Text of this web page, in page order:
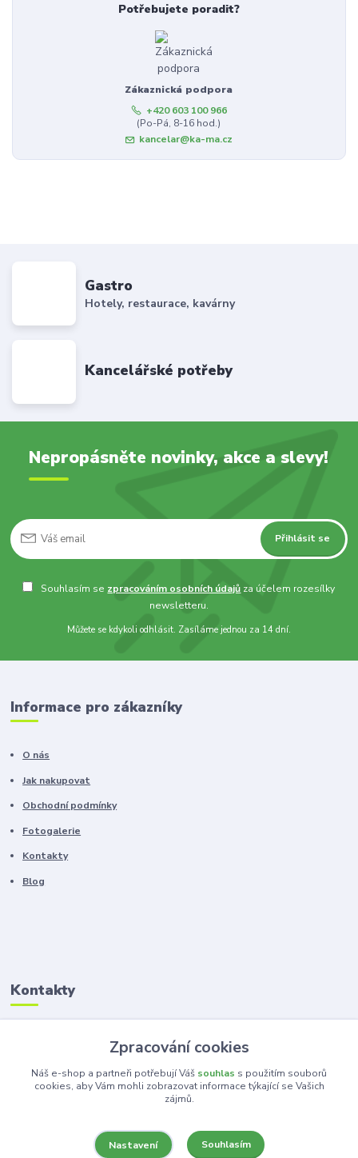
Potřebujete poradit?
Zákaznická podpora
+420 603 100 966
(Po-Pá, 8-16 hod.)
kancelar@ka-ma.cz
Gastro
Hotely, restaurace, kavárny
Kancelářské potřeby
Nepropásněte novinky, akce a slevy!
Přihlásit se
Souhlasím se zpracováním osobních údajů za účelem rozesílky
newsletteru.
Můžete se kdykoli odhlásit. Zasíláme jednou za 14 dní.
Informace pro zákazníky
O nás
Jak nakupovat
Obchodní podmínky
Fotogalerie
Kontakty
Blog
Kontakty
Zákaznická podpora
+420 603 100 966
(Po-Pá, 8-16 hod.)
Zpracování cookies
Náš e-shop a partneři potřebují Váš souhlas s použitím souborů
cookies, aby Vám mohli zobrazovat informace týkající se Vašich
zájmů.
Nastavení Souhlasím